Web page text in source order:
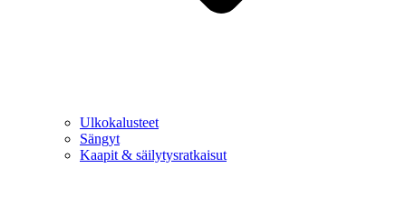
Ulkokalusteet
Sängyt
Kaapit & säilytysratkaisut